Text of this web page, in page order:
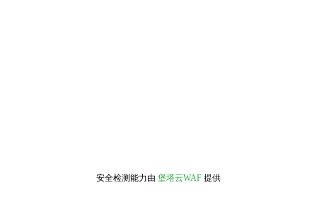
安全检测能力由 堡塔云WAF 提供